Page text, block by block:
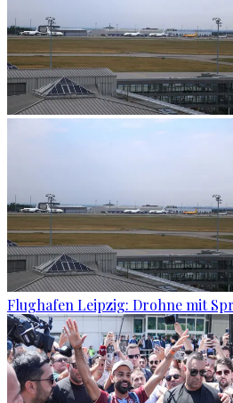
Flughafen Leipzig: Drohne mit